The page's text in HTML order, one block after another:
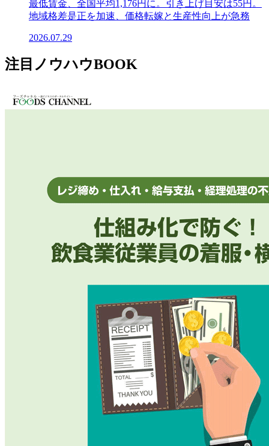
最低賃金、全国平均1,176円に。引き上げ目安は55円。
地域格差是正を加速、価格転嫁と生産性向上が急務
2026.07.29
注目ノウハウBOOK